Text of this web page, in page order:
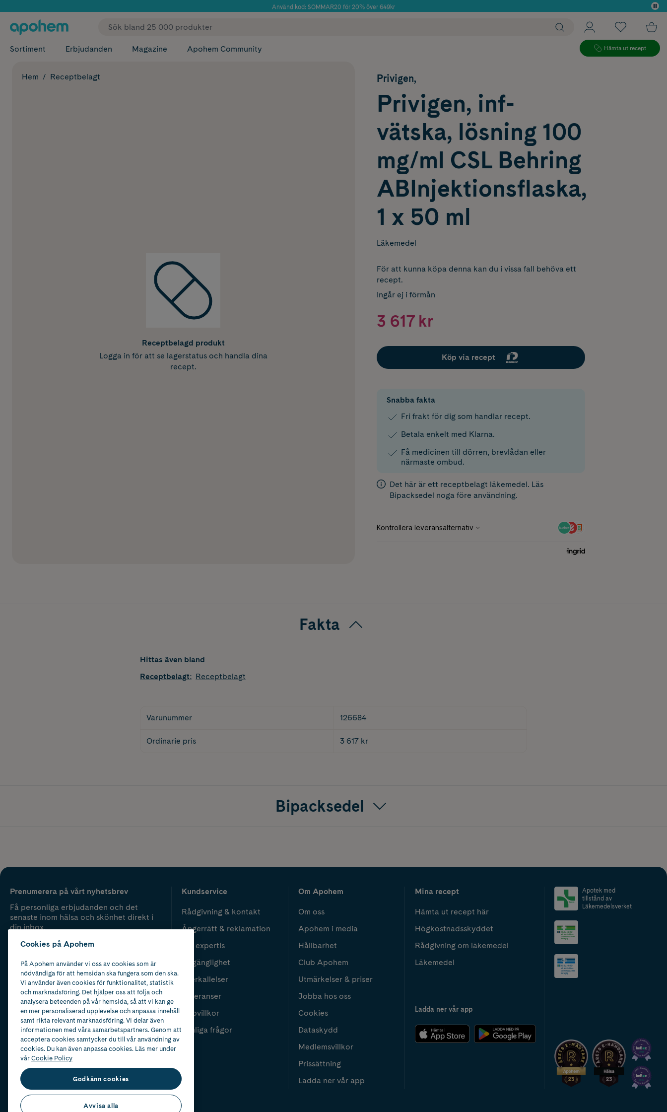
Använd kod: SOMMAR20 för 20% över 649kr
✓ Fri frakt
Sortiment Erbjudanden Magazine Apohem Community Hämta ut recept
Hem Receptbelagt
Receptbelagd produkt
Logga in för att se lagerstatus och handla dina
recept.
Privigen,
Privigen, inf-
vätska, lösning 100
mg/ml CSL Behring
ABInjektionsflaska,
1 x 50 ml
Läkemedel
För att kunna köpa denna kan du i vissa fall behöva ett
recept.
Ingår ej i förmån
3 617 kr
Köp via recept
Snabba fakta
Fri frakt för dig som handlar recept.
Betala enkelt med Klarna.
Få medicinen till dörren, brevlådan eller
närmaste ombud.
Det här är ett receptbelagt läkemedel. Läs
Bipacksedel noga före användning.
Fakta
Hittas även bland
Receptbelagt: Receptbelagt
Varunummer 126684
Ordinarie pris 3 617 kr
Bipacksedel
Prenumerera på vårt nyhetsbrev
Få personliga erbjudanden och det
senaste inom hälsa och skönhet direkt i
din inbox.
Kundservice
Rådgivning & kontakt
Ångerrätt & reklamation
Vår expertis
Tillgänglighet
Återkallelser
Leveranser
Köpvillkor
Vanliga frågor
Om Apohem
Om oss
Apohem i media
Hållbarhet
Club Apohem
Utmärkelser & priser
Jobba hos oss
Cookies
Dataskydd
Medlemsvillkor
Prissättning
Ladda ner vår app
Mina recept
Hämta ut recept här
Högkostnadsskyddet
Rådgivning om läkemedel
Läkemedel
Ladda ner vår app
Apotek med
tillstånd av
Läkemedelsverket
2024
Cookies på Apohem
På Apohem använder vi oss av cookies som är
nödvändiga för att hemsidan ska fungera som den ska.
Vi använder även cookies för funktionalitet, statistik
och marknadsföring. Det hjälper oss att följa och
analysera beteenden på vår hemsida, så att vi kan ge
en mer personaliserad upplevelse och anpassa innehåll
samt rikta relevant marknadsföring. Vi delar även
informationen med våra samarbetspartners. Genom att
acceptera cookies samtycker du till vår användning av
cookies. Du kan även anpassa cookies. Läs mer under
vårCookie Policy
Godkänn cookies
Avvisa alla